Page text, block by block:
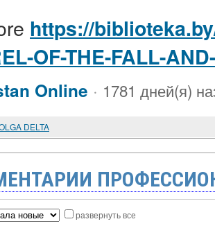
https://
OF-THE-FALL-
Online · 1781 дней(я)
DELTA
развернуть все